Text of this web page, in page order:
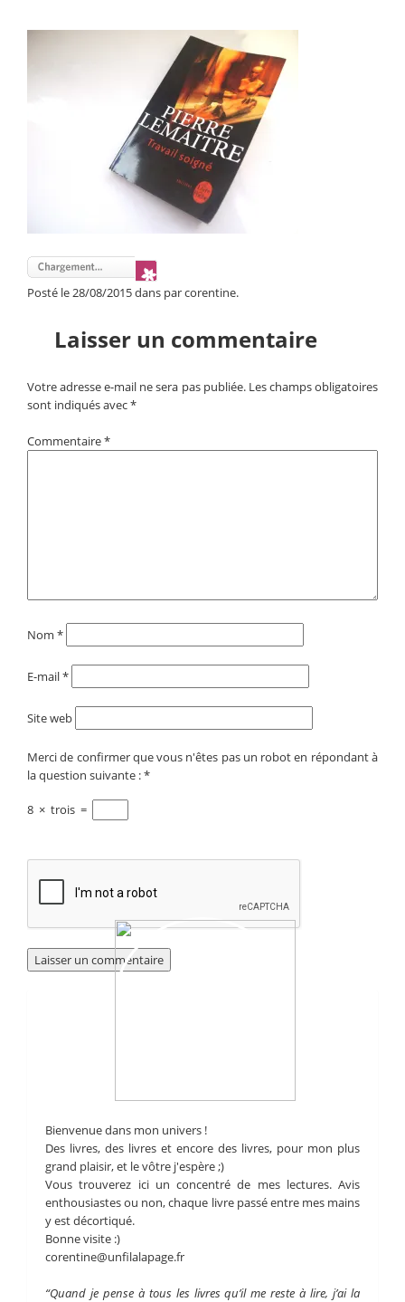
Posté le 28/08/2015 dans par corentine.
Laisser un commentaire
Votre adresse e-mail ne sera pas publiée. Les champs obligatoires
sont indiqués avec*
Commentaire*
Nom *
E-mail*
Site web
Merci de confirmer que vous n'êtes pas un robot en répondant à
la question suivante :*
8 × trois =
Bienvenue dans mon univers !
Des livres, des livres et encore des livres, pour mon plus
grand plaisir, et le vôtre j'espère ;)
Vous trouverez ici un concentré de mes lectures. Avis
enthousiastes ou non, chaque livre passé entre mes mains
y est décortiqué.
Bonne visite :)
corentine@unfilalapage.fr
“Quand je pense à tous les livres qu’il me reste à lire, j’ai la